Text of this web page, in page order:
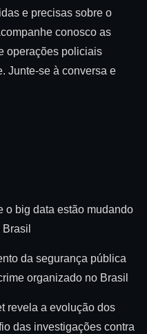
e precisas sobre o
conosco as
operações policiais
Junte-se à conversa e
o big data estão mudando
da segurança pública
organizado no Brasil
revela a evolução dos
das investigações contra